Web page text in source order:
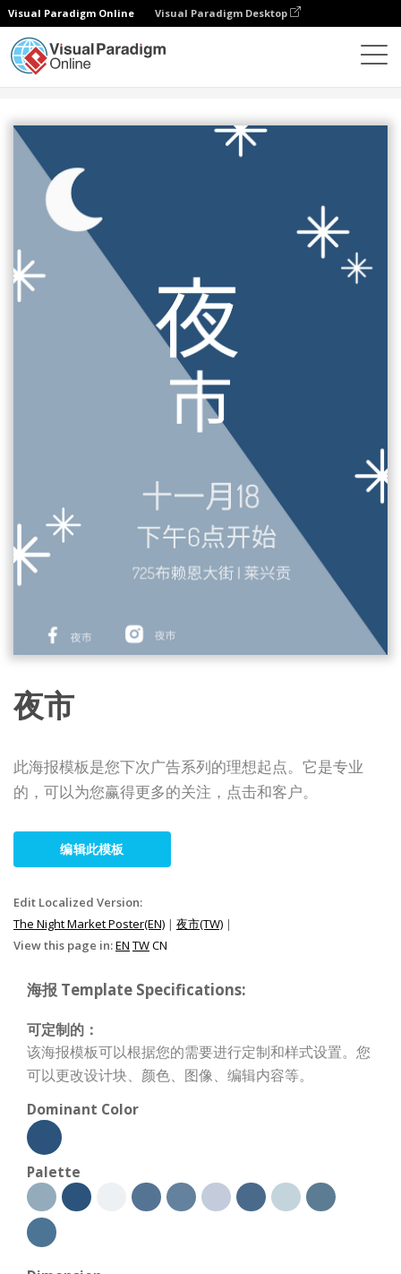
Visual Paradigm Online Visual Paradigm Desktop
夜市
此海报模板是您下次广告系列的理想起点。它是专业
的，可以为您赢得更多的关注，点击和客户。
编辑此模板
Edit Localized Version:
The Night Market Poster(EN) | 夜市(TW) |
View this page in:EN TWCN
海报 Template Specifications:
可定制的：
该海报模板可以根据您的需要进行定制和样式设置。您
可以更改设计块、颜色、图像、编辑内容等。
Dominant Color
Palette